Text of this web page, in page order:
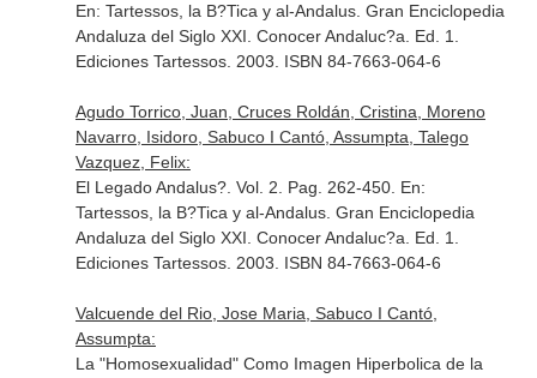
En: Tartessos, la B?Tica y al-Andalus. Gran Enciclopedia
Andaluza del Siglo XXI. Conocer Andaluc?a . Ed. 1.
Ediciones Tartessos. 2003. ISBN 84-7663-064-6
Agudo Torrico, Juan, Cruces Roldán, Cristina, Moreno
Navarro, Isidoro, Sabuco I Cantó, Assumpta, Talego
Vazquez, Felix:
El Legado Andalus?. Vol. 2. Pag. 262-450. En:
Tartessos, la B?Tica y al-Andalus. Gran Enciclopedia
Andaluza del Siglo XXI. Conocer Andaluc?a . Ed. 1.
Ediciones Tartessos. 2003. ISBN 84-7663-064-6
Valcuende del Rio, Jose Maria, Sabuco I Cantó,
Assumpta:
La "Homosexualidad" Como Imagen Hiperbolica de la